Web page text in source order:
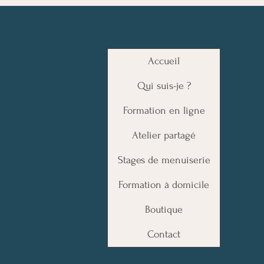
Accueil
Qui suis-je ?
Formation en ligne
Atelier partagé
Stages de menuiserie
Formation à domicile
Boutique
Contact